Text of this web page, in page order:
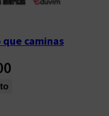
que caminas